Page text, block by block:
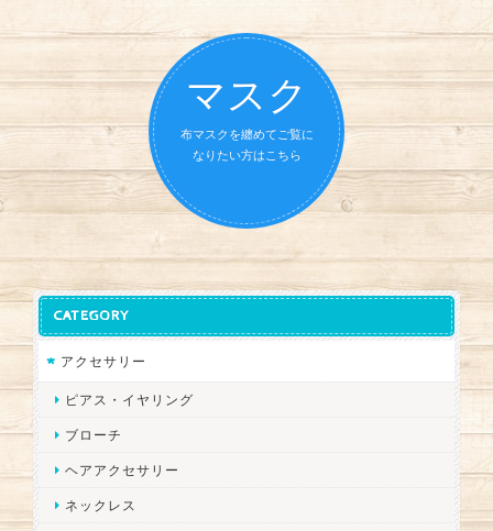
マスク
布マスクを纏めてご覧に
なりたい方はこちら
CATEGORY
アクセサリー
ピアス・イヤリング
ブローチ
ヘアアクセサリー
ネックレス